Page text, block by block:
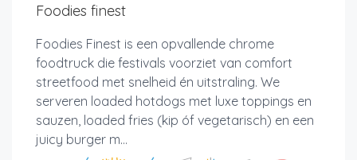
Foodies finest
Foodies Finest is een opvallende chrome
foodtruck die festivals voorziet van comfort
streetfood met snelheid én uitstraling. We
serveren loaded hotdogs met luxe toppings en
sauzen, loaded fries (kip óf vegetarisch) en een
juicy burger m...